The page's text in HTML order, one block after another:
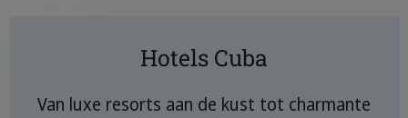
Hotels Cuba
Van luxe resorts aan de kust tot charmante